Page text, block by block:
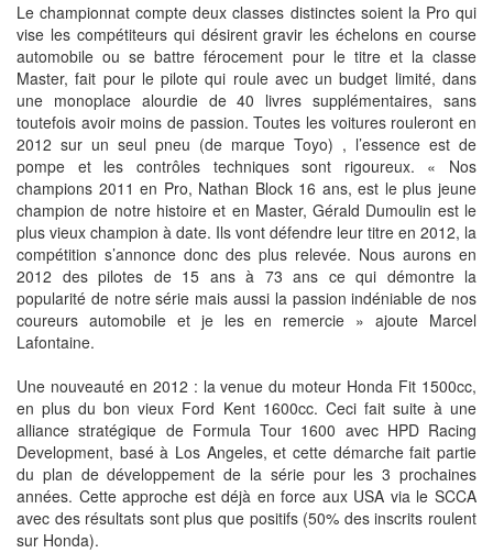
Le championnat compte deux classes distinctes soient la Pro qui
vise les compétiteurs qui désirent gravir les échelons en course
automobile ou se battre férocement pour le titre et la classe
Master, fait pour le pilote qui roule avec un budget limité, dans
une monoplace alourdie de 40 livres supplémentaires, sans
toutefois avoir moins de passion. Toutes les voitures rouleront en
2012 sur un seul pneu (de marque Toyo) , l’essence est de
pompe et les contrôles techniques sont rigoureux. « Nos
champions 2011 en Pro, Nathan Block 16 ans, est le plus jeune
champion de notre histoire et en Master, Gérald Dumoulin est le
plus vieux champion à date. Ils vont défendre leur titre en 2012, la
compétition s’annonce donc des plus relevée. Nous aurons en
2012 des pilotes de 15 ans à 73 ans ce qui démontre la
popularité de notre série mais aussi la passion indéniable de nos
coureurs automobile et je les en remercie » ajoute Marcel
Lafontaine.
Une nouveauté en 2012 : la venue du moteur Honda Fit 1500cc,
en plus du bon vieux Ford Kent 1600cc. Ceci fait suite à une
alliance stratégique de Formula Tour 1600 avec HPD Racing
Development, basé à Los Angeles, et cette démarche fait partie
du plan de développement de la série pour les 3 prochaines
années. Cette approche est déjà en force aux USA via le SCCA
avec des résultats sont plus que positifs (50% des inscrits roulent
sur Honda).